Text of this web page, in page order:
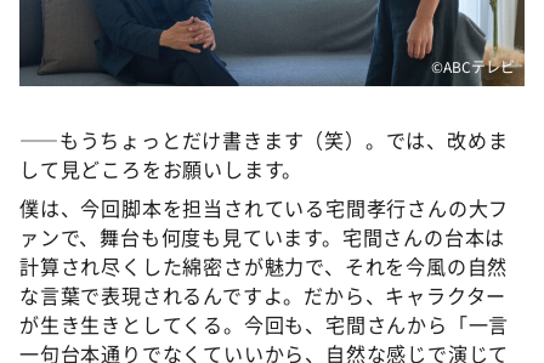
©️ABCテレビ
――もうちょっとだけ書きます（笑）。では、改めま
して見どころをお願いします。
僕は、今回脚本を担当されている宅間孝行さんの大フ
ァンで、舞台も何度も見ています。宅間さんの台本は
計算され尽くした綿密さが魅力で、それを今風の自然
な言葉で表現されるんですよ。だから、キャラクター
が生き生きとしてくる。今回も、宅間さんから「一言
一句台本通りでなくていいから、自然な感じで演じて